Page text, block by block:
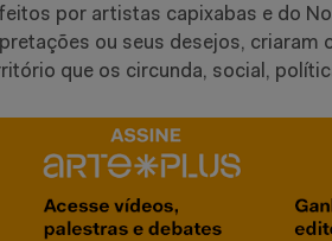
por artistas capixabas e do
ou seus desejos, criaram
que os circunda, social,